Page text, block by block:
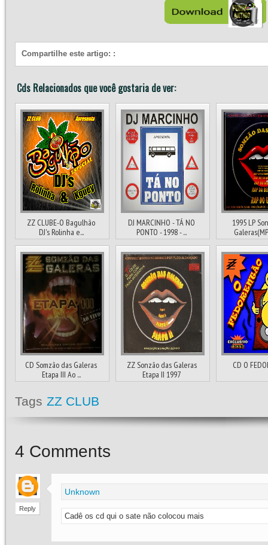
Compartilhe este artigo: :
Cds Relacionados que você gostaria de ver:
ZZ CLUBE-O Bagulhão
DJ's Rolinha e...
DJ MARCINHO - TÁ NO
PONTO - 1998 - ...
1995 LP
CD Somzão das Galeras
Etapa III Ao ...
ZZ Sonzão das Galeras
Etapa II 1997
CD O
Tags ZZ CLUB
4 Comments
Reply
Unknown
Cadê os cd qui o sate não colocou mais